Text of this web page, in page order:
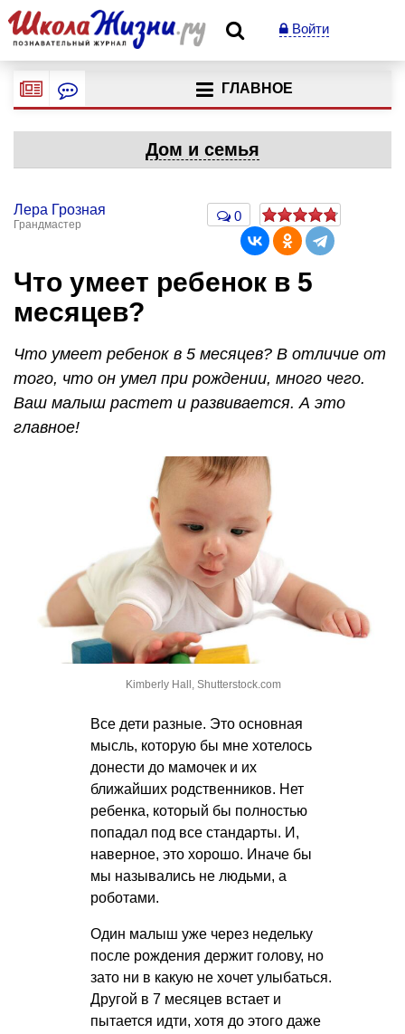
Войти
ГЛАВНОЕ
Дом и семья
Лера Грозная
Грандмастер
0
Что умеет ребенок в 5
месяцев?
Что умеет ребенок в 5 месяцев? В отличие от
того, что он умел при рождении, много чего.
Ваш малыш растет и развивается. А это
главное!
Kimberly Hall, Shutterstock.com
Все дети разные. Это основная
мысль, которую бы мне хотелось
донести до мамочек и их
ближайших родственников. Нет
ребенка, который бы полностью
попадал под все стандарты. И,
наверное, это хорошо. Иначе бы
мы назывались не людьми, а
роботами.
Один малыш уже через недельку
после рождения держит голову, но
зато ни в какую не хочет улыбаться.
Другой в 7 месяцев встает и
пытается идти, хотя до этого даже